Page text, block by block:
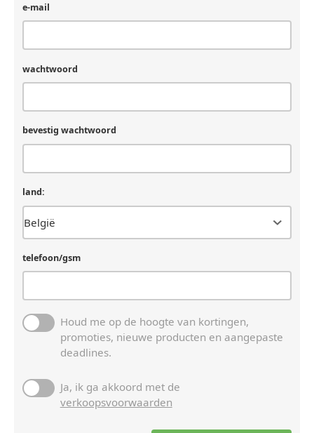
e-mail
wachtwoord
bevestig wachtwoord
land:
telefoon/gsm
Houd me op de hoogte van kortingen,
promoties, nieuwe producten en aangepaste
deadlines.
Ja, ik ga akkoord met de
verkoopsvoorwaarden
een
mens